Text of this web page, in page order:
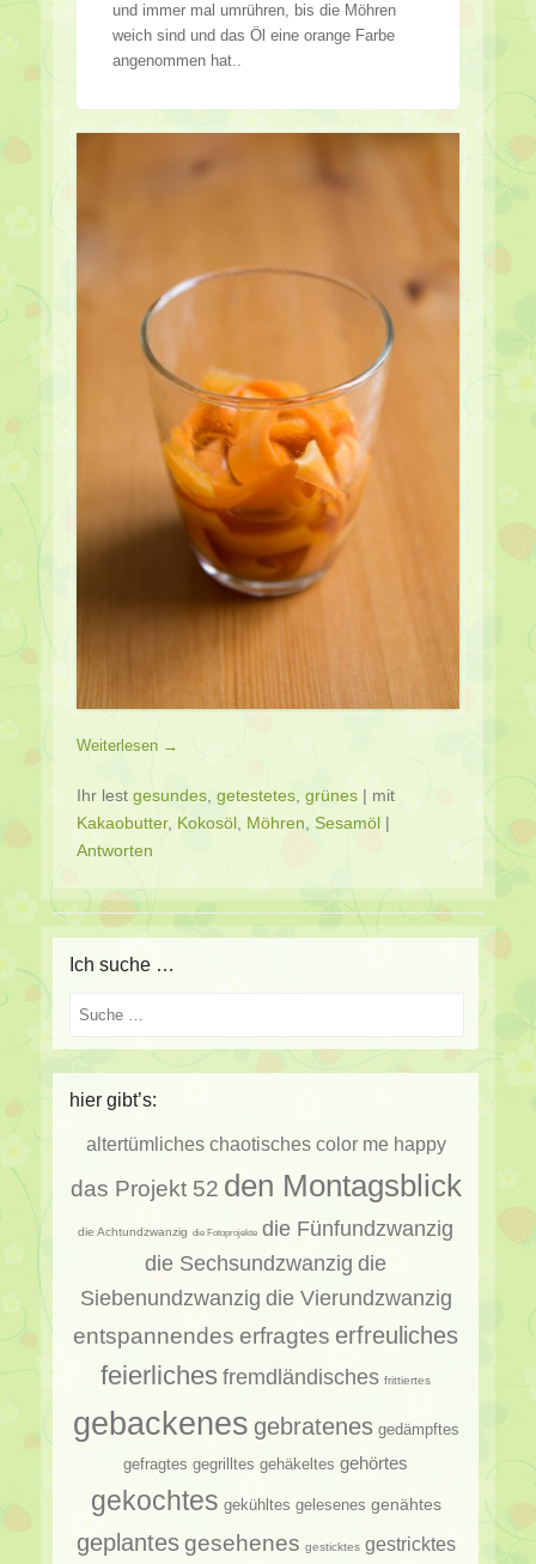
und immer mal umrühren, bis die Möhren
weich sind und das Öl eine orange Farbe
angenommen hat..
Weiterlesen →
Ihr lest gesundes getestetes grünes | mit
Kakaobutter, Kokosöl Möhren Sesamöl |
Antworten
Ich suche …
Suche
hier gibt’s:
altertümliches chaotisches color me happy
das Projekt 52 den Montagsblick
die Achtundzwanzig die Fotoprojekte die Fünfundzwanzig
die Sechsundzwanzig die
Siebenundzwanzig die Vierundzwanzig
entspannendes erfragtes erfreuliches
feierliches fremdländisches frittiertes
gebackenes gebratenes gedämpftes
gefragtes gegrilltes gehäkeltes gehörtes
gekochtes gekühltes gelesenes genähtes
geplantesgesehenes gesticktes gestricktes